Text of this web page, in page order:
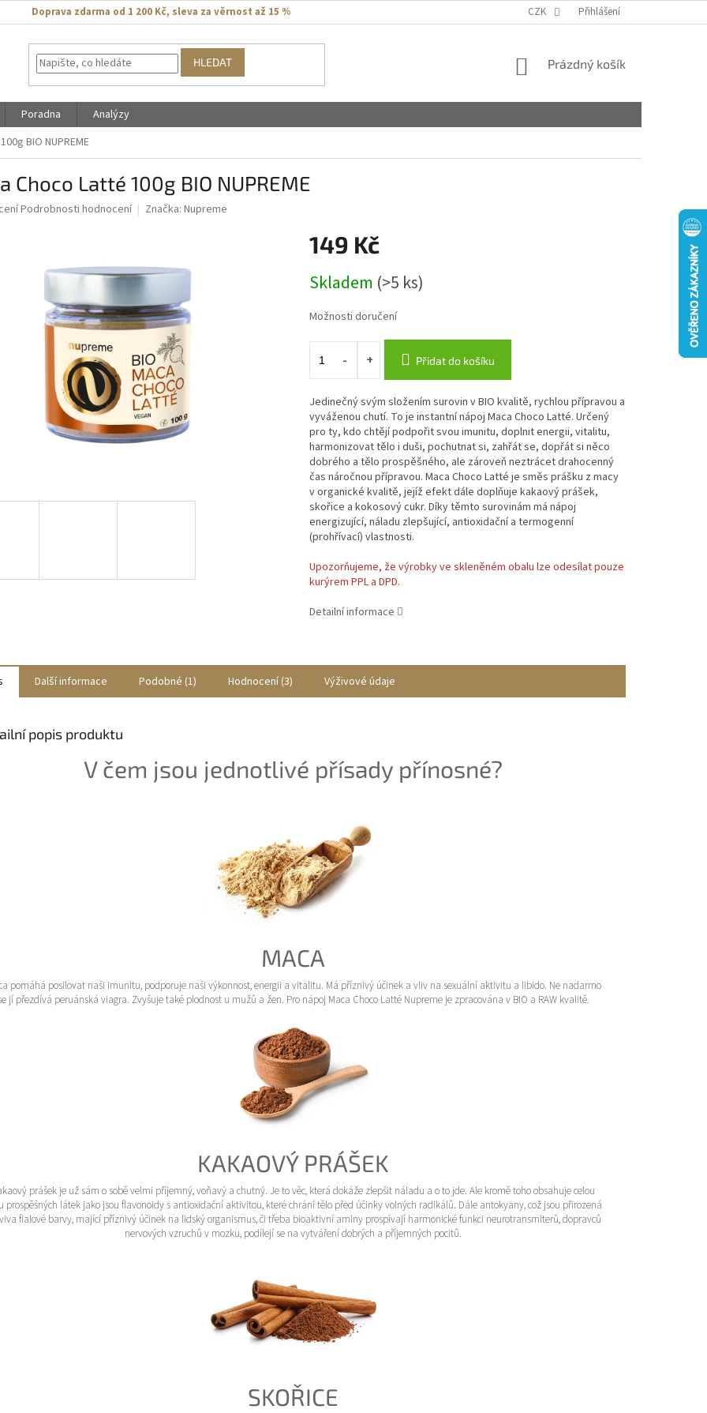
Doprava zdarma od 1 200 Kč, sleva za věrnost až 15 % CZK Přihlášení
HLEDAT
NÁKUPNÍ
Prázdný košík
Poradna
Analýzy
BIO NUPREME
Choco Latté 100g BIO NUPREME
Podrobnosti hodnocení Značka: Nupreme
149 Kč
cena:
Skladem (>5 ks)
Možnosti doručení
Přidat do košíku
Jedinečný svým složením surovin v BIO kvalitě, rychlou přípravou a
vyváženou chutí. To je instantní nápoj Maca Choco Latté. Určený
pro ty, kdo chtějí podpořit svou imunitu, doplnit energii, vitalitu,
harmonizovat tělo i duši, pochutnat si, zahřát se, dopřát si něco
dobrého a tělo prospěšného, ale zároveň neztrácet drahocenný
čas náročnou přípravou. Maca Choco Latté je směs prášku z macy
v organické kvalitě, jejíž efekt dále doplňuje kakaový prášek,
skořice a kokosový cukr. Díky těmto surovinám má nápoj
energizující, náladu zlepšující, antioxidační a termogenní
(prohřívací) vlastnosti.
Upozorňujeme, že výrobky ve skleněném obalu lze odesílat pouze
kurýrem PPL a DPD.
Detailní informace
Další informace Podobné (1) Hodnocení (3) Výživové údaje
popis produktu
V čem jsou jednotlivé přísady přínosné?
MACA
pomáhá posilovat naši imunitu, podporuje naši výkonnost, energii a vitalitu. Má příznivý účinek a vliv na sexuální aktivitu a libido. Ne nadarmo
jí přezdívá peruánská viagra. Zvyšuje také plodnost u mužů a žen. Pro nápoj Maca Choco Latté Nupreme je zpracována v BIO a RAW kvalitě.
KAKAOVÝ PRÁŠEK
prášek je už sám o sobě velmi příjemný, voňavý a chutný. Je to věc, která dokáže zlepšit náladu a o to jde. Ale kromě toho obsahuje celou
prospěšných látek jako jsou flavonoidy s antioxidační aktivitou, které chrání tělo před účinky volných radikálů. Dále antokyany, což jsou přirozená
fialové barvy, mající příznivý účinek na lidský organismus, či třeba bioaktivní aminy prospívají harmonické funkci neurotransmiterů, dopravců
nervových vzruchů v mozku, podílejí se na vytváření dobrých a příjemných pocitů.
SKOŘICE